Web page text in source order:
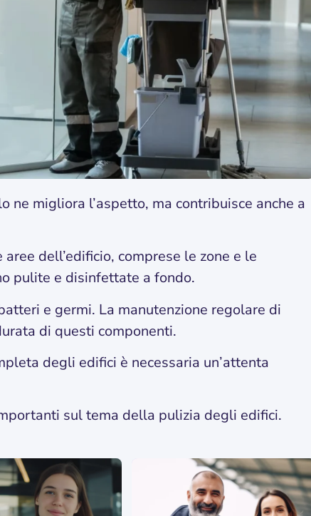
ne migliora l’aspetto, ma contribuisce anche a
dell’edificio, comprese le zone e le
pulite e disinfettate a fondo.
e germi. La manutenzione regolare di
di questi componenti.
degli edifici è necessaria un’attenta
sul tema della pulizia degli edifici.